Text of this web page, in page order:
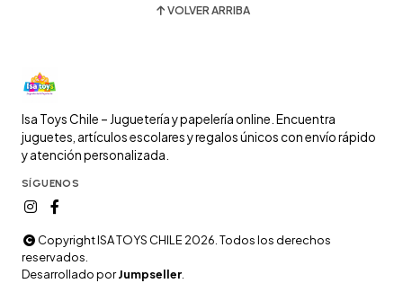
VOLVER ARRIBA
Isa Toys Chile – Juguetería y papelería online. Encuentra
juguetes, artículos escolares y regalos únicos con envío rápido
y atención personalizada.
SÍGUENOS
Copyright ISA TOYS CHILE 2026. Todos los derechos
reservados.
Desarrollado porJumpseller.